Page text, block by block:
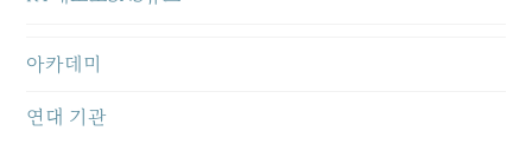
아카데미
연대 기관